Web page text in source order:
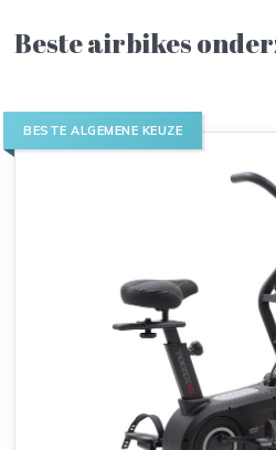
Beste airbikes
BESTE ALGEMENE KEUZE